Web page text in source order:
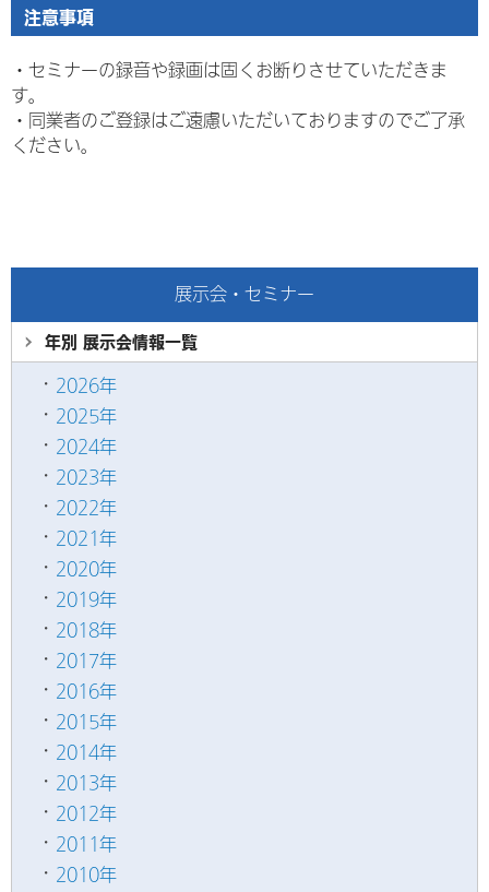
注意事項
・セミナーの録音や録画は固くお断りさせていただきま
す。
・ 同業者のご登録はご遠慮いただいておりますのでご了承
ください。
展示会・セミナー
年別 展示会情報一覧
2026年
2025年
2024年
2023年
2022年
2021年
2020年
2019年
2018年
2017年
2016年
2015年
2014年
2013年
2012年
2011年
2010年